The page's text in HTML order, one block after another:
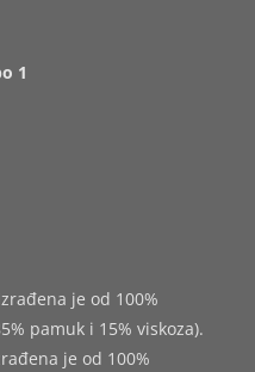
1
je od 100%
pamuk i 15% viskoza).
je od 100%